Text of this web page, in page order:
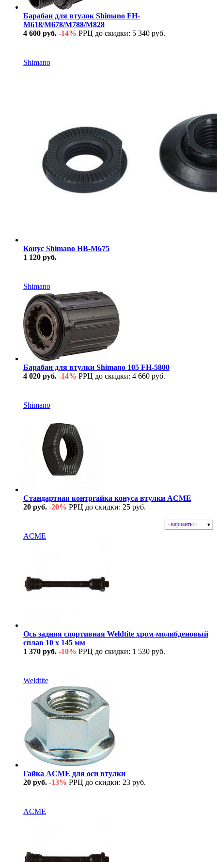
Барабан для втулок Shimano FH-
M618/M678/M788/M828
4 600 руб. -14% РРЦ до скидки: 5 340 руб.
Shimano
Конус Shimano HB-M675
1 120 руб.
Shimano
Барабан для втулки Shimano 105 FH-5800
4 020 руб. -14% РРЦ до скидки: 4 660 руб.
Shimano
Стандартная контргайка конуса втулки ACME
20 руб. -20% РРЦ до скидки: 25 руб.
- варианты -
ACME
Ось задняя спортивная Weldtite хром-молибденовый
сплав 10 х 145 мм
1 370 руб. -10% РРЦ до скидки: 1 530 руб.
Weldtite
Гайка ACME для оси втулки
20 руб. -13% РРЦ до скидки: 23 руб.
ACME